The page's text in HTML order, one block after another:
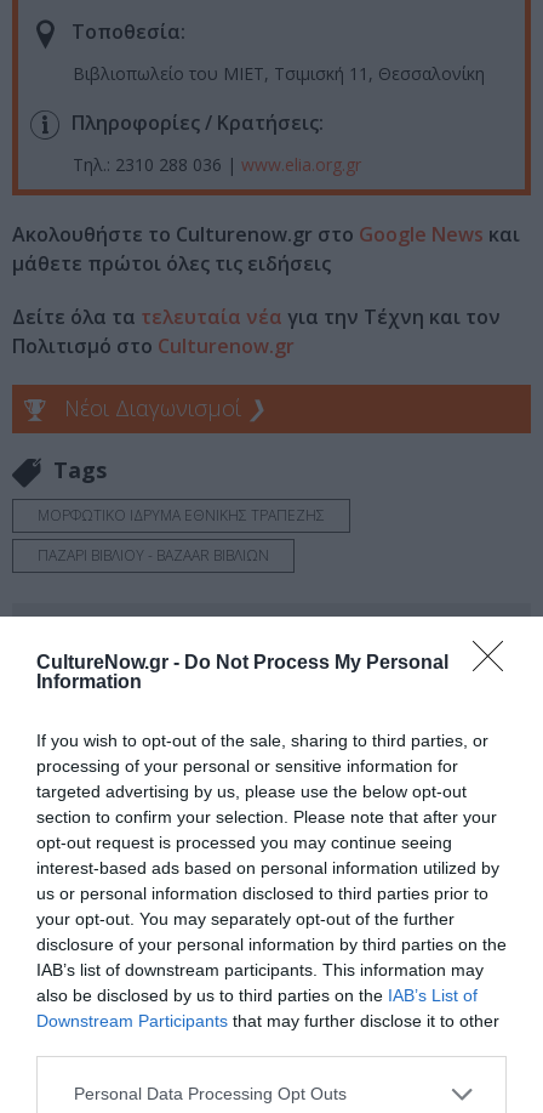
CultureNow.gr - Do Not Process My Personal
Information
If you wish to opt-out of the sale, sharing to third parties, or
processing of your personal or sensitive information for
targeted advertising by us, please use the below opt-out
section to confirm your selection. Please note that after your
opt-out request is processed you may continue seeing
interest-based ads based on personal information utilized by
us or personal information disclosed to third parties prior to
your opt-out. You may separately opt-out of the further
disclosure of your personal information by third parties on the
IAB’s list of downstream participants. This information may
also be disclosed by us to third parties on the IAB’s List of
Downstream Participants that may further disclose it to other
Personal Data Processing Opt Outs
Τοποθεσία:
Βιβλιοπωλείο του ΜΙΕΤ, Τσιμισκή 11, Θεσσαλονίκη
Πληροφορίες / Κρατήσεις:
Τηλ.: 2310 288 036 | www.elia.org.gr
Ακολουθήστε το Culturenow.gr στο Google News και
μάθετε πρώτοι όλες τις ειδήσεις
Δείτε όλα τα τελευταία νέα για την Τέχνη και τον
Πολιτισμό στο Culturenow.gr
Νέοι Διαγωνισμοί ❯
Tags
ΜΟΡΦΩΤΙΚΟ ΙΔΡΥΜΑ ΕΘΝΙΚΗΣ ΤΡΑΠΕΖΗΣ
ΠΑΖΑΡΙ ΒΙΒΛΙΟΥ - BAZAAR ΒΙΒΛΙΩΝ
Newsletter
Κάθε βδομάδα στο e-mail σας τα τελευταία νέα για
την Τέχνη και τον Πολιτισμό!
Ακολουθήστε το Culturenow.gr
Σχετικά Άρθρα